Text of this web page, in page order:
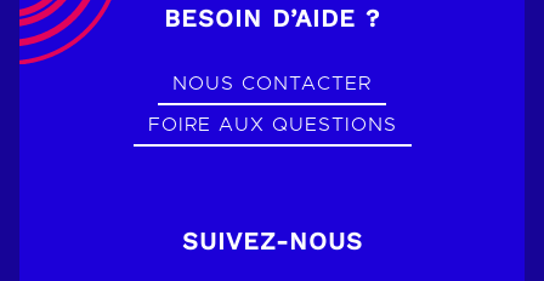
BESOIN D’AIDE ?
NOUS CONTACTER
FOIRE AUX QUESTIONS
SUIVEZ-NOUS